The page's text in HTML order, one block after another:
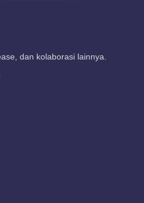
dan kolaborasi lainnya.